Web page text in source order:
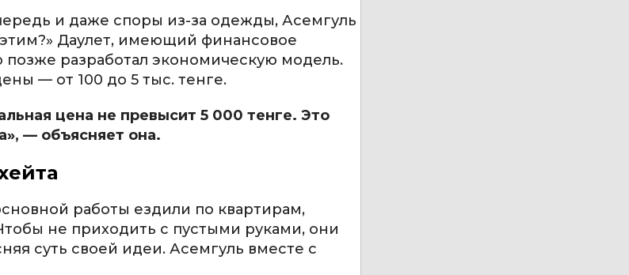
и даже споры из-за одежды, Асемгуль
Даулет, имеющий финансовое
позже разработал экономическую модель.
— от 100 до 5 тыс. тенге.
цена не превысит 5 000 тенге. Это
— объясняет она.
работы ездили по квартирам,
не приходить с пустыми руками, они
суть своей идеи. Асемгуль вместе с